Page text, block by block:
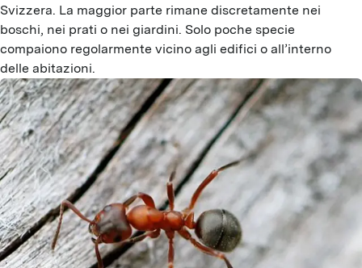
Svizzera. La maggior parte rimane discretamente nei
boschi, nei prati o nei giardini. Solo poche specie
compaiono regolarmente vicino agli edifici o all’interno
delle abitazioni.